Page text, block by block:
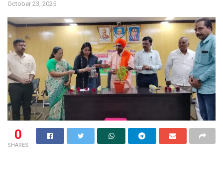
October 23, 2025
0
SHARES